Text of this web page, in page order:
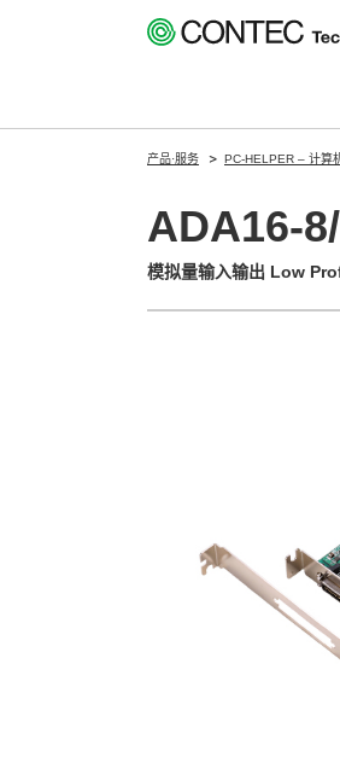
产品·服务 PC-HELPER – 计算
ADA16-
模拟量输入输出 Low